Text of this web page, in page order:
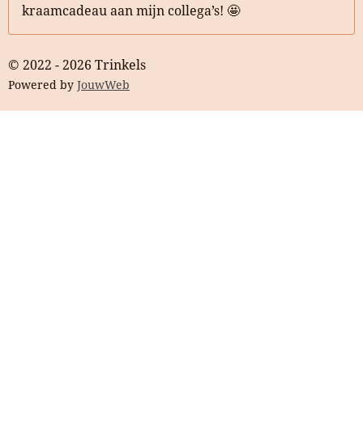
kraamcadeau aan mijn collega’s! 🤩
© 2022 - 2026 Trinkels
Powered by JouwWeb